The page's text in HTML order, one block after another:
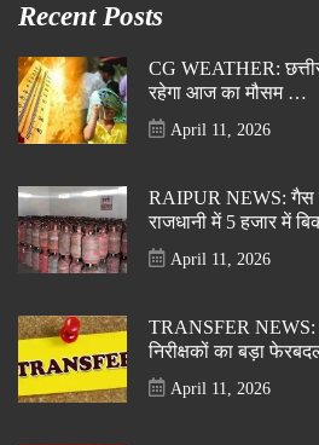
Recent Posts
CG WEATHER:
रहेगा आज का मौसम …
April 11, 2026
RAIPUR NEWS: गैस
राजधानी में 5 हजार में
April 11, 2026
TRANSFER NEWS:
निरीक्षकों का बड़ा
April 11, 2026